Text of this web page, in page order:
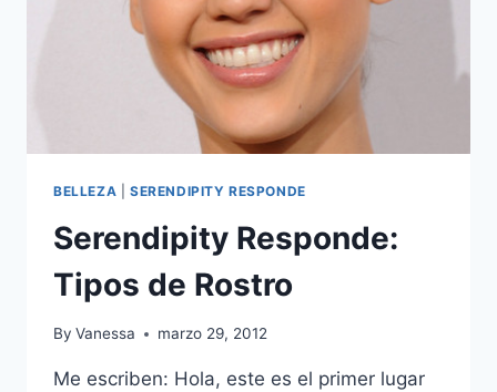
BELLEZA SERENDIPITY RESPONDE
Serendipity Responde:
Tipos de Rostro
By Vanessa marzo 29, 2012
Me escriben: Hola, este es el primer lugar